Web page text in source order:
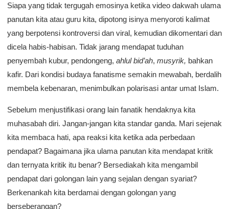
Siapa yang tidak tergugah emosinya ketika video dakwah ulama
panutan kita atau guru kita, dipotong isinya menyoroti kalimat
yang berpotensi kontroversi dan viral, kemudian dikomentari dan
dicela habis-habisan. Tidak jarang mendapat tuduhan
penyembah kubur, pendongeng, ahlul bid’ah, musyrik, bahkan
kafir. Dari kondisi budaya fanatisme semakin mewabah, berdalih
membela kebenaran, menimbulkan polarisasi antar umat Islam.
Sebelum menjustifikasi orang lain fanatik hendaknya kita
muhasabah diri. Jangan-jangan kita standar ganda. Mari sejenak
kita membaca hati, apa reaksi kita ketika ada perbedaan
pendapat? Bagaimana jika ulama panutan kita mendapat kritik
dan ternyata kritik itu benar? Bersediakah kita mengambil
pendapat dari golongan lain yang sejalan dengan syariat?
Berkenankah kita berdamai dengan golongan yang
berseberangan?